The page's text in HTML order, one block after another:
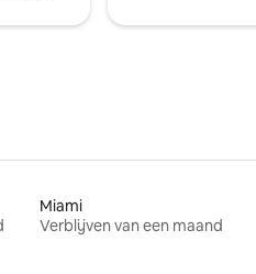
Miami
Verblijven van een maand